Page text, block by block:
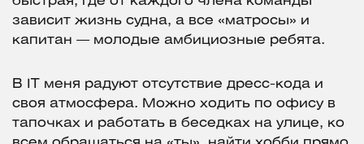
зависит жизнь судна, а все «матросы» и
капитан — молодые амбициозные ребята.
В IT меня радуют отсутствие дресс-кода и
своя атмосфера. Можно ходить по офису в
тапочках и работать в беседках на улице, ко